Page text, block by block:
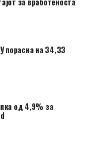
порасна на 34,33
од 4,9% за